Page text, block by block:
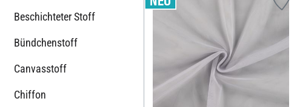
Beschichteter Stoff
Bündchenstoff
Canvasstoff
Chiffon